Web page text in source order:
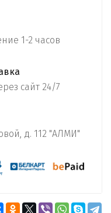
1-2 часов
сайт 24/7
д. 112 "АЛМИ"